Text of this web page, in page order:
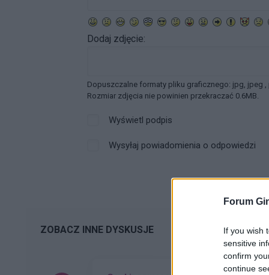
Forum
If you wish
sensitive
confirm
continue
Dodaj zdjęcie:
Dopuszczalne formaty pliku graficznego: jpg, jpeg ,
Rozmiar zdjęcia nie powinien przekraczać 0.6MB.
Wyświetl podpis
Wysyłaj powiadomienia o odpowiedzi
ZOBACZ INNE DYSKUSJE